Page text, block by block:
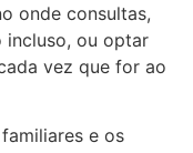
onde consultas,
incluso, ou optar
vez que for ao
e os